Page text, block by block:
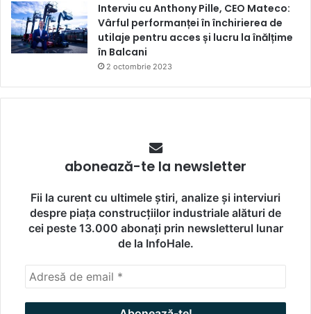
Interviu cu Anthony Pille, CEO Mateco:
Vârful performanței în închirierea de
utilaje pentru acces și lucru la înălțime
în Balcani
2 octombrie 2023
abonează-te la newsletter
Fii la curent cu ultimele știri, analize și interviuri
despre piața construcțiilor industriale alături de
cei peste 13.000 abonați prin newsletterul lunar
de la InfoHale.